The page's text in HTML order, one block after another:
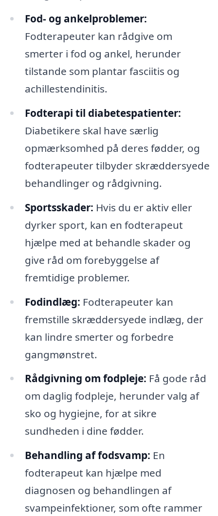
Fod- og ankelproblemer:
Fodterapeuter kan rådgive om
smerter i fod og ankel, herunder
tilstande som plantar fasciitis og
achillestendinitis.
Fodterapi til diabetespatienter:
Diabetikere skal have særlig
opmærksomhed på deres fødder, og
fodterapeuter tilbyder skræddersyede
behandlinger og rådgivning.
Sportsskader: Hvis du er aktiv eller
dyrker sport, kan en fodterapeut
hjælpe med at behandle skader og
give råd om forebyggelse af
fremtidige problemer.
Fodindlæg: Fodterapeuter kan
fremstille skræddersyede indlæg, der
kan lindre smerter og forbedre
gangmønstret.
Rådgivning om fodpleje: Få gode råd
om daglig fodpleje, herunder valg af
sko og hygiejne, for at sikre
sundheden i dine fødder.
Behandling af fodsvamp: En
fodterapeut kan hjælpe med
diagnosen og behandlingen af
svampeinfektioner, som ofte rammer